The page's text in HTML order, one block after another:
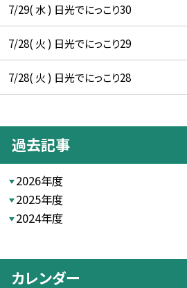
7/29( 水 ) 日光でにっこり30
7/28( 火 ) 日光でにっこり29
7/28( 火 ) 日光でにっこり28
過去記事
2026年度
2025年度
2024年度
カレンダー